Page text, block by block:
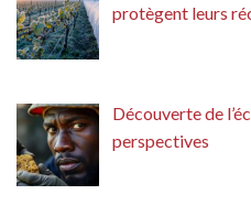
protègent leurs
Découverte de
perspectives